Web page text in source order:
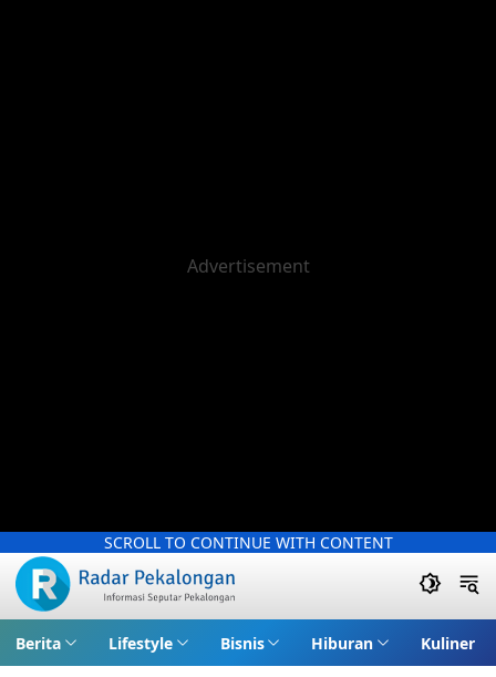
SCROLL TO CONTINUE WITH CONTENT
Berita Lifestyle Bisnis Hiburan Kuliner